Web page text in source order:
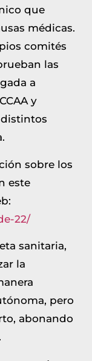
que
médicas.
comités
las
a
y
sobre los
este
22/
sanitaria,
la
pero
abonando